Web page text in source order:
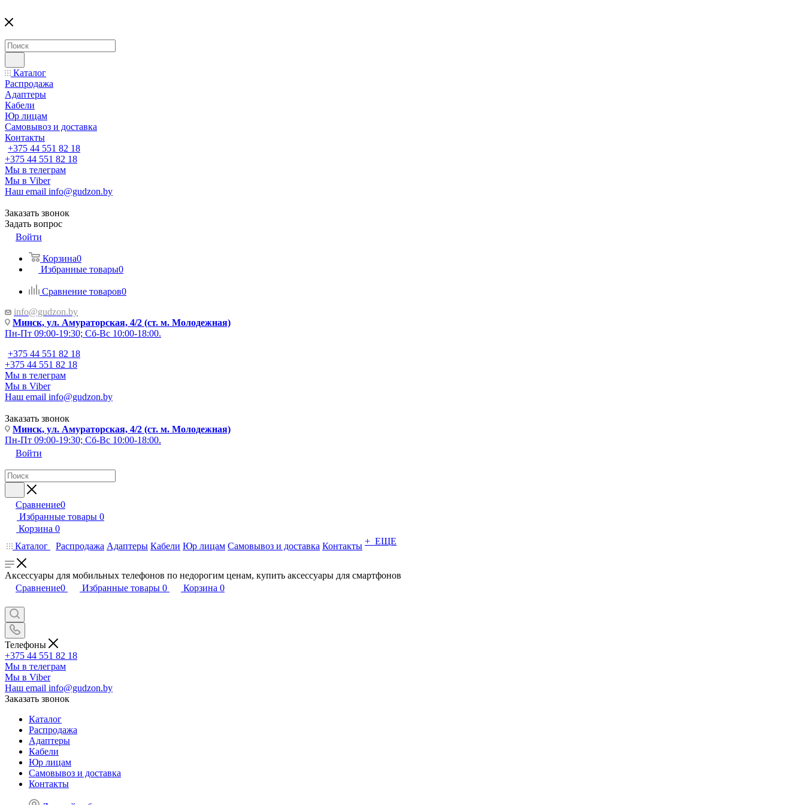
Каталог
Распродажа
Адаптеры
Кабели
Юр лицам
Самовывоз и доставка
Контакты
+375 44 551 82 18
+375 44 551 82 18
Мы в телеграм
Мы в Viber
Наш email info@gudzon.by
Заказать звонок
Задать вопрос
Войти
Корзина0
Избранные товары0
Сравнение товаров0
info@gudzon.by
Минск, ул. Амураторская, 4/2 (ст. м. Молодежная)
Пн-Пт 09:00-19:30; Сб-Вс 10:00-18:00.
+375 44 551 82 18
+375 44 551 82 18
Мы в телеграм
Мы в Viber
Наш email info@gudzon.by
Заказать звонок
Минск, ул. Амураторская, 4/2 (ст. м. Молодежная)
Пн-Пт 09:00-19:30; Сб-Вс 10:00-18:00.
Войти
Сравнение0
Избранные товары 0
Корзина 0
Каталог
Распродажа Адаптеры Кабели Юр лицам Самовывоз и доставка Контакты + ЕЩЕ
Аксессуары для мобильных телефонов по недорогим ценам, купить аксессуары для смартфонов
Сравнение0 Избранные товары 0 Корзина 0
Телефоны
+375 44 551 82 18
Мы в телеграм
Мы в Viber
Наш email info@gudzon.by
Заказать звонок
Каталог
Распродажа
Адаптеры
Кабели
Юр лицам
Самовывоз и доставка
Контакты